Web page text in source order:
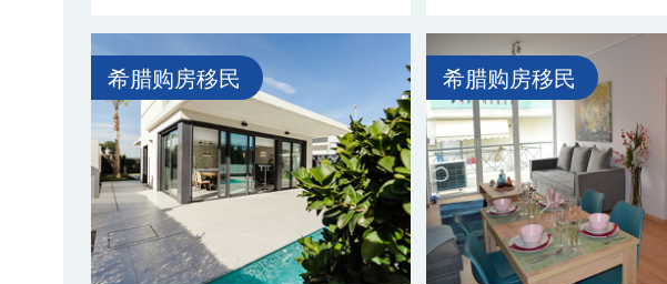
资金来源，无需体检，仅需
25万欧元起，全家三代获永
居。一人投资三代同行，境
华希腊自有房源承...
态圈，为雅典贵族社
聚集地，传统富人普遍
于此；另有托管服务
管理,。境华希腊...
希腊购房移民 希腊购房移民